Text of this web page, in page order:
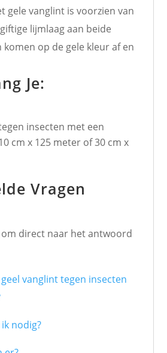
gele vanglint is voorzien van
lijmlaag aan beide
komen op de gele kleur af en
Je:
insecten met een
cm x 125 meter of 30 cm x
Vragen
om direct naar het antwoord
vanglint tegen insecten
nodig?